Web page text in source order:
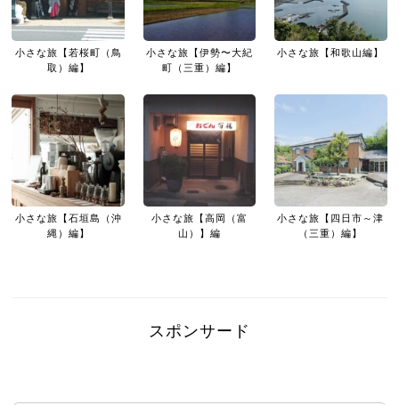
小さな旅【若桜町（鳥
取）編】
小さな旅【伊勢〜大紀
町（三重）編】
小さな旅【和歌山編】
小さな旅【石垣島（沖
縄）編】
小さな旅【高岡（富
山）】編
小さな旅【四日市～津
（三重）編】
スポンサード